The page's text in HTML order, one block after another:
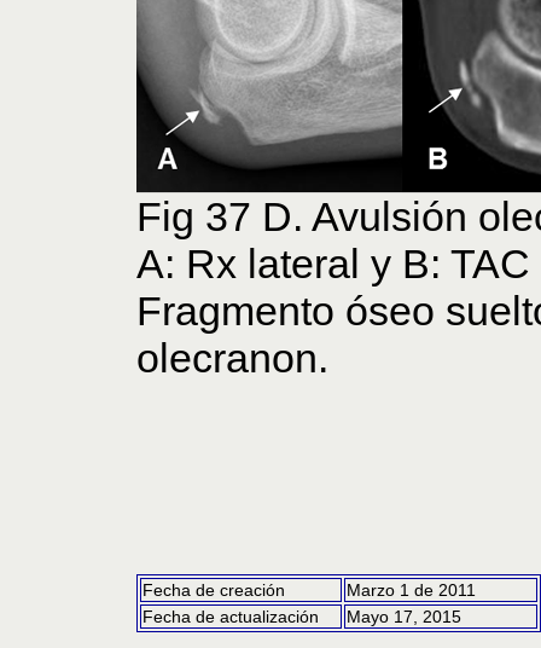
Fig 37 D. Avulsión
A: Rx lateral y B:
Fragmento óseo
olecranon.
Fecha de creación
Marzo 1 de 2011
Fecha de actualización
Mayo 17, 2015